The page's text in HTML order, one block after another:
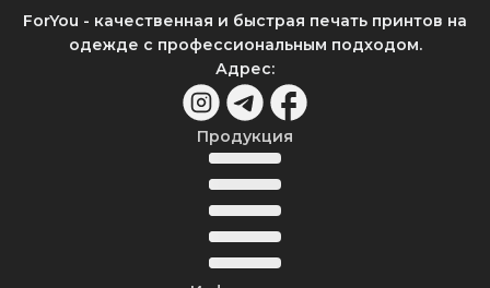
ForYou - качественная и быстрая печать принтов на
одежде с профессиональным подходом.
Адрес:
Продукция